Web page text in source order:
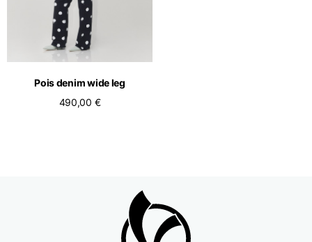
Pois denim wide leg
490,00 €